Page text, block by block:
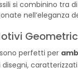
si combinino tra
nell’eleganza
perfetti per
disegni,